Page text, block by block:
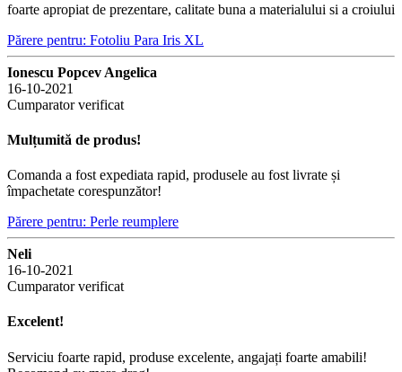
foarte apropiat de prezentare, calitate buna a materialului si a croiului
Părere pentru: Fotoliu Para Iris XL
Ionescu Popcev Angelica
16-10-2021
Cumparator verificat
Mulțumită de produs!
Comanda a fost expediata rapid, produsele au fost livrate și
împachetate corespunzător!
Părere pentru: Perle reumplere
Neli
16-10-2021
Cumparator verificat
Excelent!
Serviciu foarte rapid, produse excelente, angajați foarte amabili!